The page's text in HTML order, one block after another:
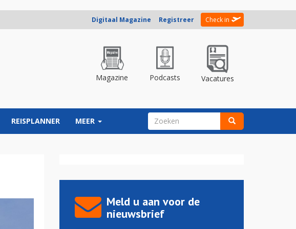
Digitaal Magazine Registreer Check in
Magazine Podcasts Vacatures
REISPLANNER MEER ZOEKVELD
Meld u aan voor de
nieuwsbrief